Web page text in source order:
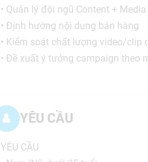
• Quản lý đội ngũ Content + Media
• Định hướng nội dung bán hàng
• Kiểm soát chất lượng video/clip
• Đề xuất ý tưởng campaign theo
YÊU CẦU
YÊU CẦU